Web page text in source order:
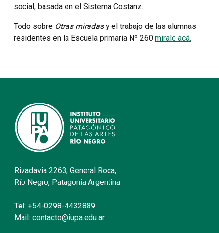
social, basada en el Sistema Costanz.
Todo sobre Otras miradasy el trabajo de las alumnas
residentes en la Escuela primaria Nº 260 miralo acá.
Rivadavia 2263, General Roca,
Río Negro, Patagonia Argentina
Tel: +54-0298-4432889
Mail: contacto@iupa.edu.ar